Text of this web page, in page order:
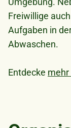
Freiwillige
Aufgaben in
Abwaschen.
Entdecke mehr